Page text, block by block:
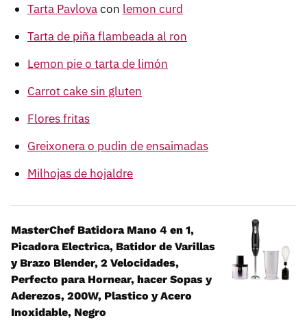
Tarta Pavlovacon lemon curd
Tarta de piña flambeada al ron
Lemon pie o tarta de limón
Carrot cake sin gluten
Flores fritas
Greixonera o pudin de ensaimadas
Milhojas de hojaldre
MasterChef Batidora Mano 4 en 1,
Picadora Electrica, Batidor de Varillas
y Brazo Blender, 2 Velocidades,
Perfecto para Hornear, hacer Sopas y
Aderezos, 200W, Plastico y Acero
Inoxidable, Negro